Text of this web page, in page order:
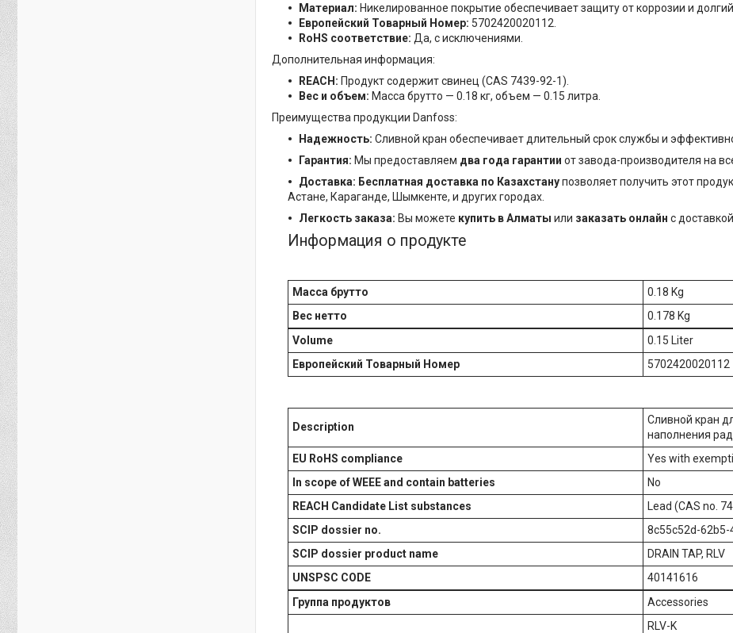
Материал: Никелированное покрытие обеспечивает защиту от коррозии и
Европейский Товарный Номер: 5702420020112.
RoHS соответствие: Да, с исключениями.
Дополнительная информация:
REACH: Продукт содержит свинец (CAS 7439-92-1).
Вес и объем: Масса брутто — 0.18 кг, объем — 0.15 литра.
Преимущества продукции Danfoss:
Надежность: Сливной кран обеспечивает длительный срок службы и
Гарантия: Мы предоставляем два года гарантии от завода-производителя на
Доставка: Бесплатная доставка по Казахстанупозволяет получить этот
Астане, Караганде, Шымкенте, и других городах.
Легкость заказа: Вы можете купить в Алматы или заказать онлайн с
Информация о продукте
Масса брутто
0.18 Kg
Вес нетто
0.178 Kg
Volume
0.15 Liter
Европейский Товарный Номер
5702420020112
Description
Сливной кран
наполнения
EU RoHS compliance
Yes with
In scope of WEEE and contain batteries
No
REACH Candidate List substances
Lead (CAS no.
SCIP dossier no.
8c55c52d-
SCIP dossier product name
DRAIN TAP, RLV
UNSPSC CODE
40141616
Группа продуктов
Accessories
RLV-K